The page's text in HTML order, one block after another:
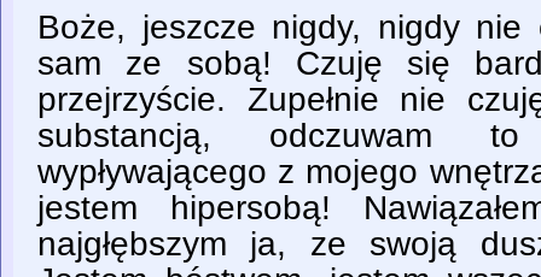
Boże, jeszcze nigdy, nigdy nie
sam ze sobą! Czuję się
przejrzyście. Zupełnie nie
substancją, odczuwam
wypływającego z mojego
jestem hipersobą!
najgłębszym ja, ze swoją